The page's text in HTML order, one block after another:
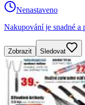
Nenastaveno
Nakupování je snadné
Zobrazit Sledovat